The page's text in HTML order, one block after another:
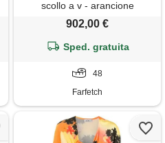
scollo a v - arancione
902,00 €
Sped. gratuita
48
Farfetch